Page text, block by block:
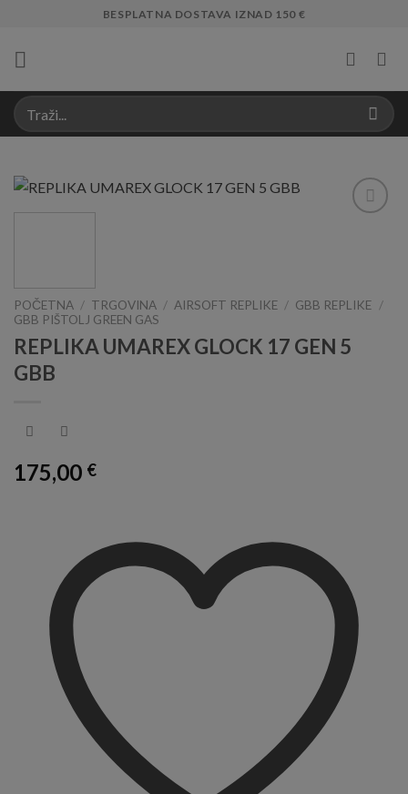
content
BESPLATNA DOSTAVA IZNAD 150 €
POČETNA / TRGOVINA / AIRSOFT REPLIKE / GBB REPLIKE /
GBB PIŠTOLJ GREEN GAS
REPLIKA UMAREX GLOCK 17 GEN 5
GBB
175,00 €